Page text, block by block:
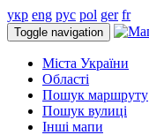
укр eng рус pol ger fr
Toggle navigation
Міста України
Області
Пошук маршруту
Пошук вулиці
Інші мапи